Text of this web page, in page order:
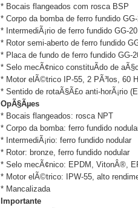
* Bocais flangeados com rosca BSP
* Corpo da bomba de ferro fundido
* IntermediÃ¡rio de ferro fundido GG-20
* Rotor semi-aberto de ferro fundido
* Placa de fundo de ferro fundido GG-
* Selo mecÃ¢nico constituÃ­do de
* Motor elÃ©trico IP-55, 2 PÃ³los, 60
* Sentido de rotaÃ§Ã£o anti-horÃ¡rio
OpÃ§Ãµes
* Bocais flangeados: rosca NPT
* Corpo da bomba: ferro fundido
* IntermediÃ¡rio: ferro fundido nodular
* Rotor: bronze, ferro fundido nodular
* Selo mecÃ¢nico: EPDM, VitonÂ®,
* Motor elÃ©trico: IPW-55, alto
* Mancalizada
Importante